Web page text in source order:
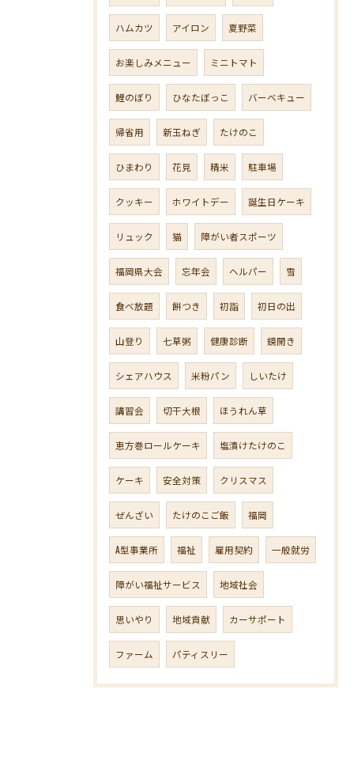
ハムカツ アイロン 夏野菜
お楽しみメニュー ミニトマト
鯉のぼり ひなたぼっこ バーベキュー
帰省用 新玉ねぎ たけのこ
ひまわり 花見 精米 駐車場
クッキー ホワイトデー 誕生日ケーキ
リュック 猫 障がい者スポーツ
福岡県大会 忘年会 ヘルパー 雪
食べ放題 餅つき 初詣 初日の出
山登り 七草粥 健康診断 鏡開き
シェアハウス 米粉パン しいたけ
講習会 切干大根 ほうれん草
恵方巻ロールケーキ 塩漬けたけのこ
ケーキ 安全対策 クリスマス
ぜんざい たけのこご飯 福岡
A型事業所 福祉 雇用契約 一般就労
障がい福祉サービス 地域社会
思いやり 地域貢献 カーサポート
ファーム パティスリー